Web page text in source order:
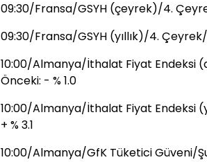
09:30/Fransa/GSYH (çeyrek)/4.
09:30/Fransa/GSYH (yıllık)/4.
10:00/Almanya/İthalat Fiyat Endeksi
Önceki: - % 1.0
10:00/Almanya/İthalat Fiyat Endeksi
+ % 3.1
10:00/Almanya/GfK Tüketici Güveni/